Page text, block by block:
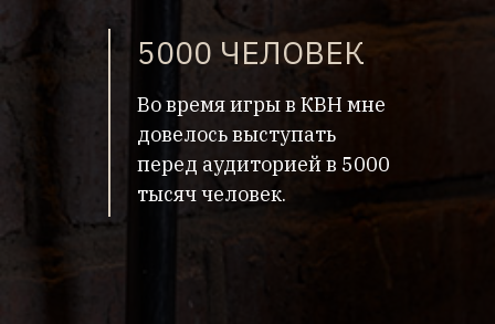
5000 ЧЕЛОВЕК
Во время игры в КВН мне
довелось выступать
перед аудиторией в 5000
тысяч человек.